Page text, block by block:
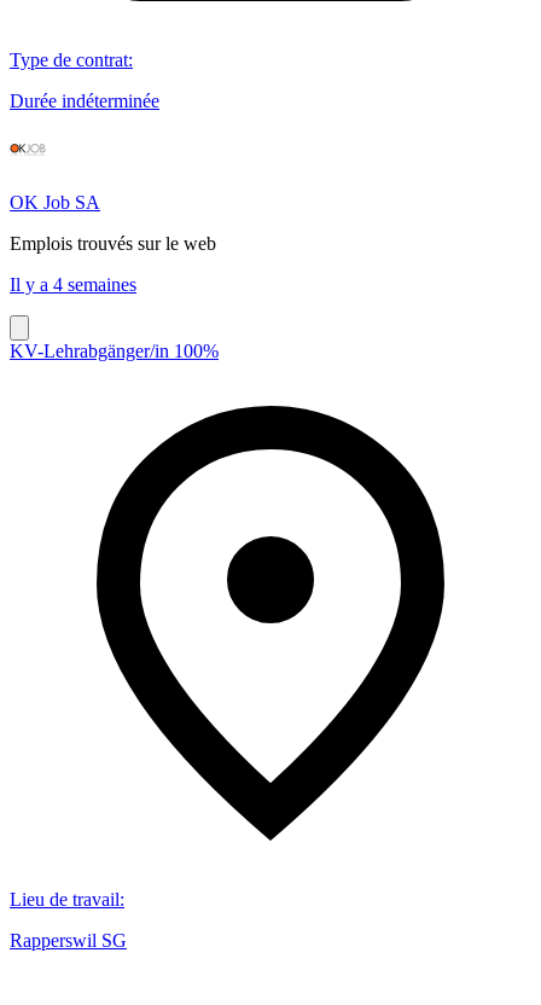
Type de contrat:
Durée indéterminée
OK Job SA
Emplois trouvés sur le web
Il y a 4 semaines
KV-Lehrabgänger/in 100%
Lieu de travail:
Rapperswil SG